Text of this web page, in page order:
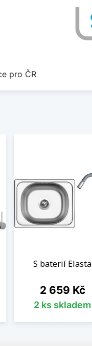
pro ČR
S baterií Elasta
Cena
2 659 Kč
2 ks skladem